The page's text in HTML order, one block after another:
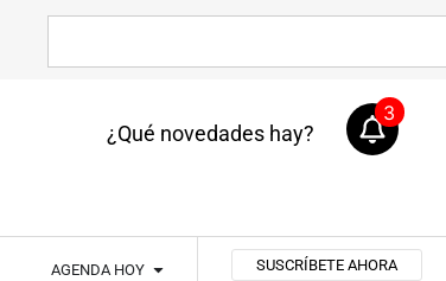
¿Qué novedades hay?
3
AGENDA HOY SUSCRÍBETE AHORA